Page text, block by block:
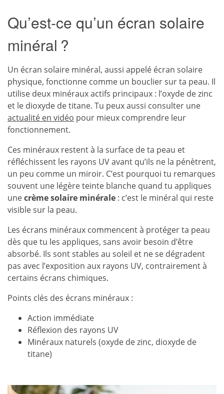
Qu’est-ce qu’un écran solaire
minéral ?
Un écran solaire minéral, aussi appelé écran solaire
physique, fonctionne comme un bouclier sur ta peau. Il
utilise deux minéraux actifs principaux : l’oxyde de zinc
et le dioxyde de titane. Tu peux aussi consulter une
actualité en vidéo pour mieux comprendre leur
fonctionnement.
Ces minéraux restent à la surface de ta peau et
réfléchissent les rayons UV avant qu’ils ne la pénètrent,
un peu comme un miroir. C’est pourquoi tu remarques
souvent une légère teinte blanche quand tu appliques
unecrème solaire minérale : c’est le minéral qui reste
visible sur la peau.
Les écrans minéraux commencent à protéger ta peau
dès que tu les appliques, sans avoir besoin d’être
absorbé. Ils sont stables au soleil et ne se dégradent
pas avec l’exposition aux rayons UV, contrairement à
certains écrans chimiques.
Points clés des écrans minéraux :
Action immédiate
Réflexion des rayons UV
Minéraux naturels (oxyde de zinc, dioxyde de
titane)